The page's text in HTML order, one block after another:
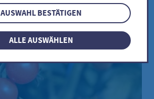
AUSWAHL BESTÄTIGEN
ALLE AUSWÄHLEN